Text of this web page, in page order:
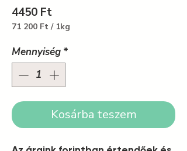
4450 FtÁr
71 200 Ft / 1kg
ára:
71 200 Ft
Mennyiség *
Kosárba teszem